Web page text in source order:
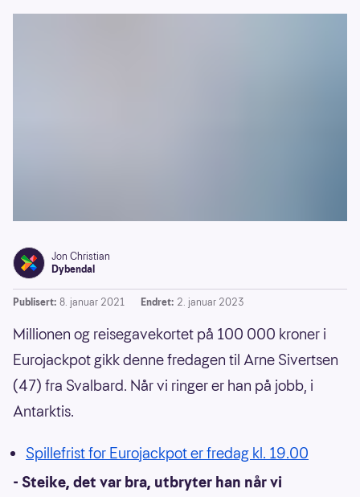
Jon Christian
Dybendal
Publisert: 8. januar 2021 Endret: 2. januar 2023
Millionen og reisegavekortet på 100 000 kroner i
Eurojackpot gikk denne fredagen til Arne Sivertsen
(47) fra Svalbard. Når vi ringer er han på jobb, i
Antarktis.
Spillefrist for Eurojackpot er fredag kl. 19.00
- Steike, det var bra, utbryter han når vi